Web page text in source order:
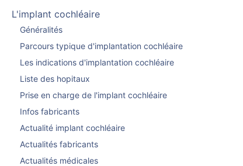
L'implant cochléaire
Généralités
Parcours typique d'implantation cochléaire
Les indications d'implantation cochléaire
Liste des hopitaux
Prise en charge de l'implant cochléaire
Infos fabricants
Actualité implant cochléaire
Actualités fabricants
Actualités médicales